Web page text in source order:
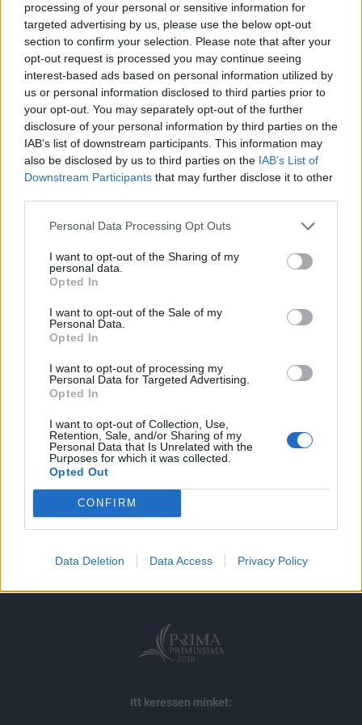
processing of your personal or sensitive information for
targeted advertising by us, please use the below opt-out
section to confirm your selection. Please note that after your
opt-out request is processed you may continue seeing
interest-based ads based on personal information utilized by
us or personal information disclosed to third parties prior to
your opt-out. You may separately opt-out of the further
disclosure of your personal information by third parties on the
IAB’s list of downstream participants. This information may
also be disclosed by us to third parties on the IAB’s List of
Downstream Participants that may further disclose it to other
Personal Data Processing Opt Outs
I want to opt-out of the Sharing of my
personal data.
Opted In
I want to opt-out of the Sale of my
Personal Data.
Opted In
I want to opt-out of processing my
Personal Data for Targeted Advertising.
Opted In
I want to opt-out of Collection, Use,
Retention, Sale, and/or Sharing of my
Personal Data that Is Unrelated with the
Purposes for which it was collected.
Opted Out
CONFIRM
Data Deletion Data Access Privacy Policy
kamatszint esetleges további emelkedése, illetve az eddigi
néhány kedvezôtlen gyorsjelentés illetve profit warning
miatt. A technológiai szektorból a tôke leginkább a
gyógyszer illetve egyéb fogyasztási cikkeket...
KEDVES OLVASÓNK!
A keresett cikk a portfolio.hu hírarchívumához
tartozik, melynek olvasása előfizetéses
Az előfizetés a következőket tartalmazza:
Kötéslisták: BÉT elmúlt 2 év napon belüli
kötéslistái
MÁR ELŐFIZETŐNK VAGY?BEJELENTKEZÉS
impresszum
jogi nyilatkozat
süti beállítások
adatvédelem
szerzői jogok médiaajánlat
karrier
Itt keressen minket: